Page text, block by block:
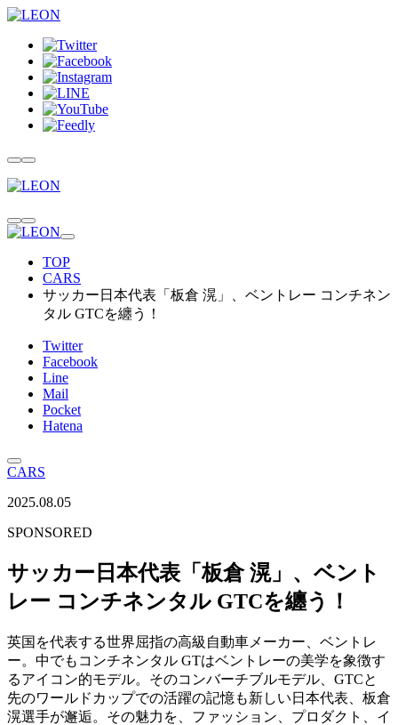
TOP
CARS
サッカー日本代表「板倉 滉」、ベントレー コンチネン
タル GTCを纏う！
Twitter
Facebook
Line
Mail
Pocket
Hatena
CARS
2025.08.05
SPONSORED
サッカー日本代表「板倉 滉」、ベント
レー コンチネンタル GTCを纏う！
英国を代表する世界屈指の高級自動車メーカー、ベントレ
ー。中でもコンチネンタル GTはベントレーの美学を象徴す
るアイコン的モデル。そのコンバーチブルモデル、GTCと
先のワールドカップでの活躍の記憶も新しい日本代表、板倉
滉選手が邂逅。その魅力を、ファッション、プロダクト、イ